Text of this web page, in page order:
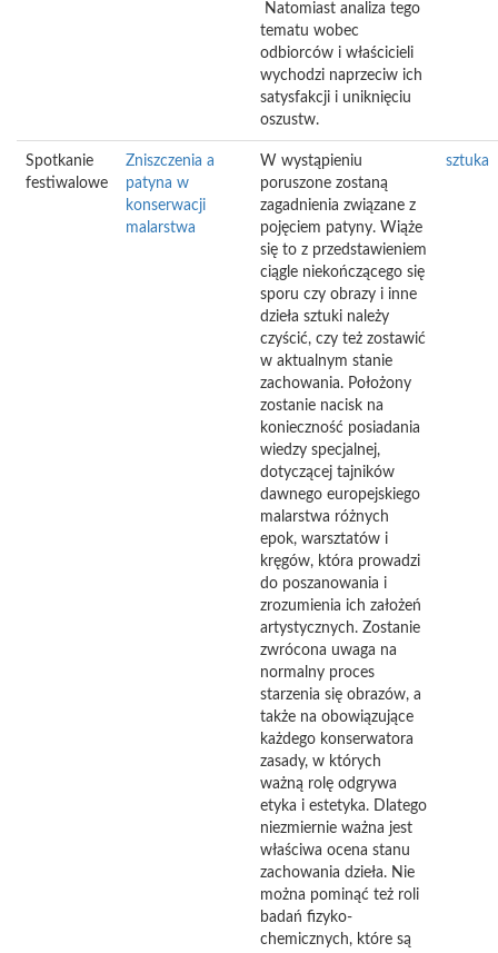
Natomiast analiza tego
tematu wobec
odbiorców i właścicieli
wychodzi naprzeciw ich
satysfakcji i uniknięciu
oszustw.
Spotkanie
festiwalowe
Zniszczenia a
patyna w
konserwacji
malarstwa
W wystąpieniu
poruszone zostaną
zagadnienia związane z
pojęciem patyny. Wiąże
się to z przedstawieniem
ciągle niekończącego się
sporu czy obrazy i inne
dzieła sztuki należy
czyścić, czy też zostawić
w aktualnym stanie
zachowania. Położony
zostanie nacisk na
konieczność posiadania
wiedzy specjalnej,
dotyczącej tajników
dawnego europejskiego
malarstwa różnych
epok, warsztatów i
kręgów, która prowadzi
do poszanowania i
zrozumienia ich założeń
artystycznych. Zostanie
zwrócona uwaga na
normalny proces
starzenia się obrazów, a
także na obowiązujące
każdego konserwatora
zasady, w których
ważną rolę odgrywa
etyka i estetyka. Dlatego
niezmiernie ważna jest
właściwa ocena stanu
zachowania dzieła. Nie
można pominąć też roli
badań fizyko-
chemicznych, które są
sztuka